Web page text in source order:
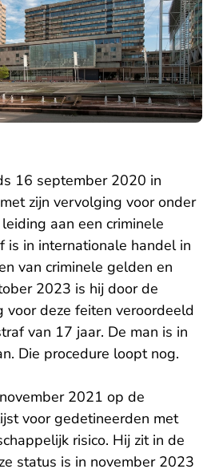
16 september 2020 in
zijn vervolging voor onder
aan een criminele
is in internationale handel in
van criminele gelden en
2023 is hij door de
voor deze feiten veroordeeld
van 17 jaar. De man is in
Die procedure loopt nog.
2021 op de
voor gedetineerden met
risico. Hij zit in de
status is in november 2023